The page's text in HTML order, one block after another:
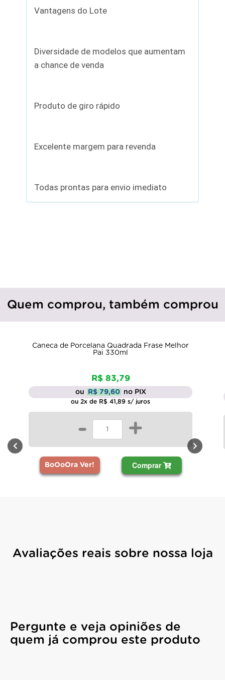
Vantagens do Lote
Diversidade de modelos que aumentam
a chance de venda
Produto de giro rápido
Excelente margem para revenda
Todas prontas para envio imediato
Quem comprou, também comprou
Frase Melhor
Lote com 395 Canecas de Porcelana
Temas Familiares e Presentes
ou R$ 1.574,63 no PIX
ou 10x de R$ 165,75 s/ juros
- +
BoOoOra Ver!
Avaliações reais sobre nossa loja
Pergunte e veja opiniões de
quem já comprou este produto